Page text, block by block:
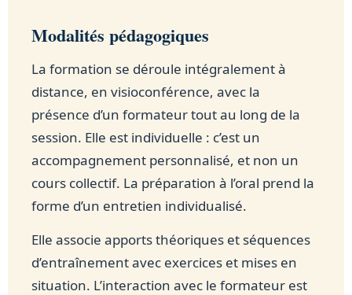
Modalités pédagogiques
La formation se déroule intégralement à
distance, en visioconférence, avec la
présence d’un formateur tout au long de la
session. Elle est individuelle : c’est un
accompagnement personnalisé, et non un
cours collectif. La préparation à l’oral prend la
forme d’un entretien individualisé.
Elle associe apports théoriques et séquences
d’entraînement avec exercices et mises en
situation. L’interaction avec le formateur est